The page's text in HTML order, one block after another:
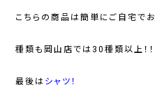
こちらの商品は簡単にご自宅で
種類も岡山店では30種類以上！
最後は シャツ！